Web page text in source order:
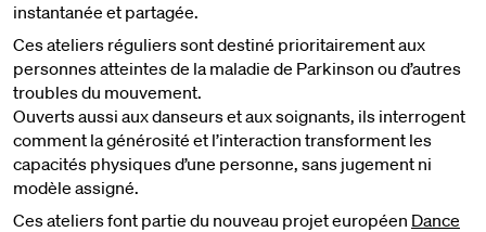
instantanée et partagée.
Ces ateliers réguliers sont destiné prioritairement aux
personnes atteintes de la maladie de Parkinson ou d’autres
troubles du mouvement.
Ouverts aussi aux danseurs et aux soignants, ils interrogent
comment la générosité et l’interaction transforment les
capacités physiques d’une personne, sans jugement ni
modèle assigné.
Ces ateliers font partie du nouveau projet européen Dance